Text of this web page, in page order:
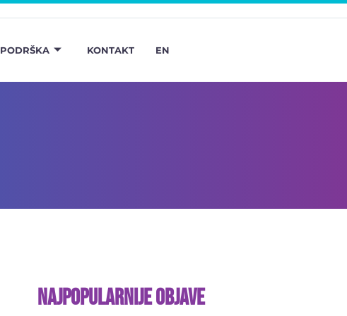
PODRŠKA KONTAKT EN
Najpopularnije objave